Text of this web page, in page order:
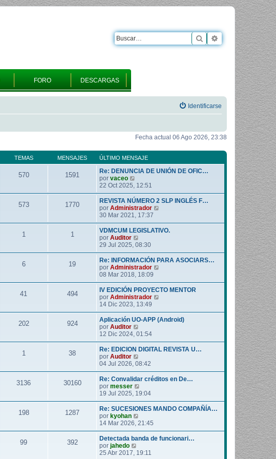
FORO DESCARGAS
Buscar Búsqueda
Identificarse
Fecha actual 06 Ago 2026, 23:38
TEMAS MENSAJES ÚLTIMO MENSAJE
570 1591
Re: DENUNCIA DE UNIÓN DE OFIC…
por vaceo
e
r
ú
l
m
o
m
n
s
a
j
e
22 Oct 2025, 12:51
573 1770
REVISTA NÚMERO 2 SLP INGLÉS F…
por Administrador
r
ú
m
n
s
e
30 Mar 2021, 17:37
1 1
VDMCUM LEGISLATIVO.
por Auditor
e
r
ú
l
t
m
o
m
n
s
a
j
e
29 Jul 2025, 08:30
6 19
Re: INFORMACIÓN PARA ASOCIARS…
por Administrador
r
ú
m
n
s
e
08 Mar 2018, 18:09
41 494
IV EDICIÓN PROYECTO MENTOR
por Administrador
r
ú
m
n
s
e
14 Dic 2023, 13:49
202 924
Aplicación UO-APP (Android)
por Auditor
e
r
ú
t
m
o
m
n
s
a
j
12 Dic 2024, 01:54
1 38
Re: EDICION DIGITAL REVISTA U…
por Auditor
e
r
ú
l
t
m
m
s
a
j
04 Jul 2026, 08:42
3136 30160
Re: Convalidar créditos en De…
por messer
e
r
ú
t
m
m
19 Jul 2025, 19:04
198 1287
Re: SUCESIONES MANDO COMPAÑÍA…
por kyohan
e
r
ú
t
14 Mar 2026, 21:45
99 392
Detectada banda de funcionari…
por jahedo
e
25 Abr 2017, 19:11